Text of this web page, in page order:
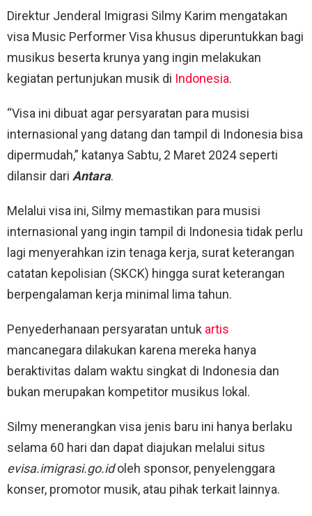
Direktur Jenderal Imigrasi Silmy Karim mengatakan
visa Music Performer Visa khusus diperuntukkan bagi
musikus beserta krunya yang ingin melakukan
kegiatan pertunjukan musik di Indonesia.
“Visa ini dibuat agar persyaratan para musisi
internasional yang datang dan tampil di Indonesia bisa
dipermudah,” katanya Sabtu, 2 Maret 2024 seperti
dilansir dari Antara.
Melalui visa ini, Silmy memastikan para musisi
internasional yang ingin tampil di Indonesia tidak perlu
lagi menyerahkan izin tenaga kerja, surat keterangan
catatan kepolisian (SKCK) hingga surat keterangan
berpengalaman kerja minimal lima tahun.
Penyederhanaan persyaratan untuk artis
mancanegara dilakukan karena mereka hanya
beraktivitas dalam waktu singkat di Indonesia dan
bukan merupakan kompetitor musikus lokal.
Silmy menerangkan visa jenis baru ini hanya berlaku
selama 60 hari dan dapat diajukan melalui situs
evisa.imigrasi.go.idoleh sponsor, penyelenggara
konser, promotor musik, atau pihak terkait lainnya.